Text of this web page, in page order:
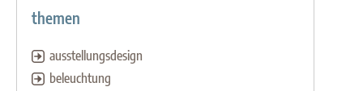
themen
ausstellungsdesign
beleuchtung